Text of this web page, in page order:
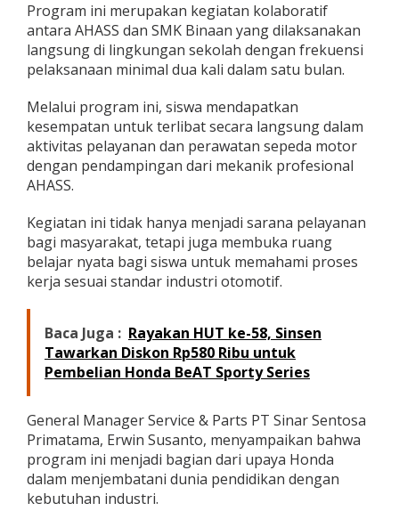
e
n
G
e
r
P
o
s
v
i
c
e
A
S
S
d
M
K
B
n
a
Program ini merupakan kegiatan kolaboratif
antara AHASS dan SMK Binaan yang dilaksanakan
langsung di lingkungan sekolah dengan frekuensi
pelaksanaan minimal dua kali dalam satu bulan.
Melalui program ini, siswa mendapatkan
kesempatan untuk terlibat secara langsung dalam
aktivitas pelayanan dan perawatan sepeda motor
dengan pendampingan dari mekanik profesional
AHASS.
Kegiatan ini tidak hanya menjadi sarana pelayanan
bagi masyarakat, tetapi juga membuka ruang
belajar nyata bagi siswa untuk memahami proses
kerja sesuai standar industri otomotif.
Baca Juga : Rayakan HUT ke-58, Sinsen
Tawarkan Diskon Rp580 Ribu untuk
Pembelian Honda BeAT Sporty Series
General Manager Service & Parts PT Sinar Sentosa
Primatama, Erwin Susanto, menyampaikan bahwa
program ini menjadi bagian dari upaya Honda
dalam menjembatani dunia pendidikan dengan
kebutuhan industri.